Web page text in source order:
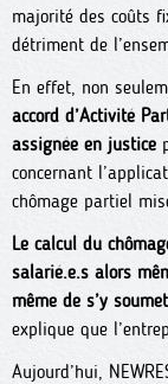
majorité des coûts
détriment de
En effet, non
accord d’Activité
assignée en justice
concernant
chômage partiel
Le calcul du
salarié.e.s alors
même de s’y
explique que
Aujourd’hui,